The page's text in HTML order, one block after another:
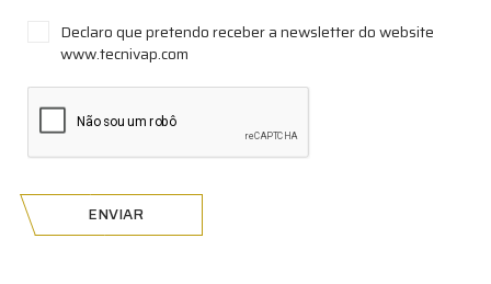
Declaro que pretendo receber a newsletter do website
www.tecnivap.com
ENVIAR